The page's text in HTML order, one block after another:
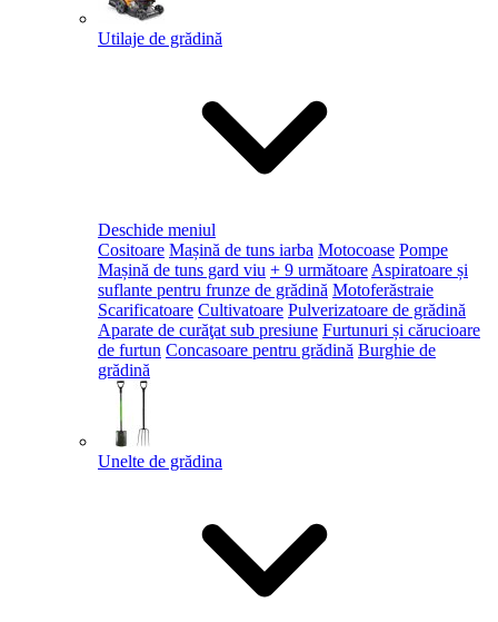
Utilaje de grădină
Deschide meniul
Cositoare Mașină de tuns iarba Motocoase Pompe
Mașină de tuns gard viu + 9 următoare Aspiratoare și
suflante pentru frunze de grădină Motoferăstraie
Scarificatoare Cultivatoare Pulverizatoare de grădină
Aparate de curăţat sub presiune Furtunuri și cărucioare
de furtun Concasoare pentru grădină Burghie de
grădină
Unelte de grădina